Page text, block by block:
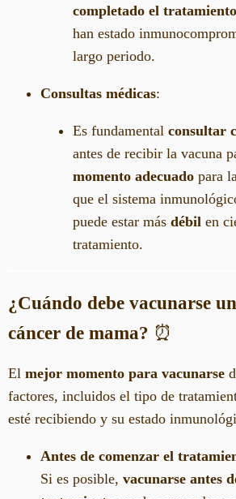
completado el tratamiento
han estado
largo periodo.
Consultas médicas:
Es fundamental consultar
antes de recibir la vacuna
momento adecuado para
que el sistema
puede estar más débil en
tratamiento.
¿Cuándo debe vacunarse
cáncer de mama? ⏰
El mejor momento para vacunarse
factores, incluidos el tipo de
esté recibiendo y su estado
Antes de comenzar el
Si es posible, vacunarse antes